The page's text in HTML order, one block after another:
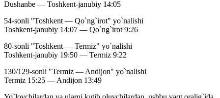
Dushanbe — Toshkent-janubiy 14:05
54-sonli "Toshkent — Qo`ng`irot" yo`nalishi
Toshkent-janubiy 14:07 — Qo`ng`irot 9:26
80-sonli "Toshkent — Termiz" yo`nalishi
Toshkent-janubiy 19:50 — Termiz 9:22
130/129-sonli "Termiz — Andijon" yo`nalishi
Termiz 15:25 — Andijon 13:49